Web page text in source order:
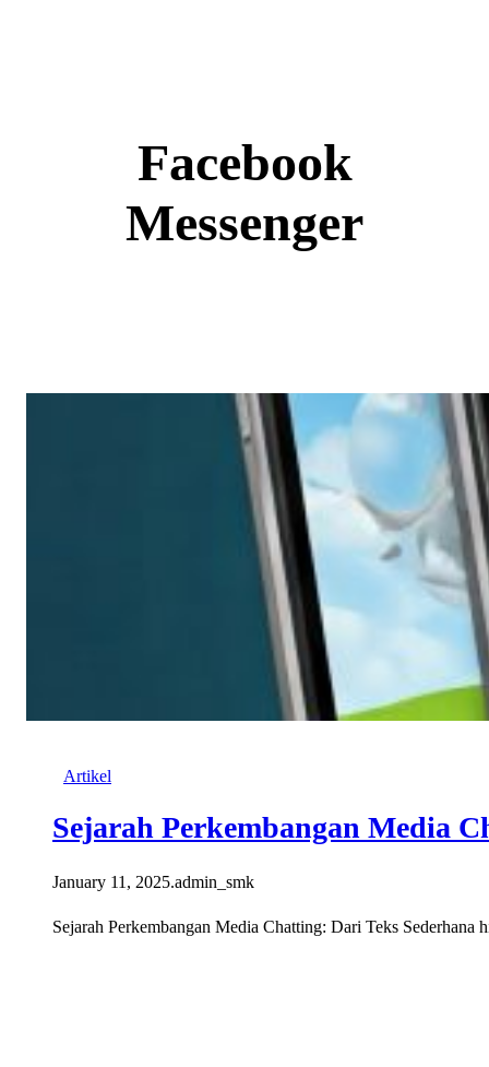
Facebook
Messenger
Artikel
Sejarah Perkembangan Media
January 11, 2025.admin_smk
Sejarah Perkembangan Media Chatting: Dari Teks